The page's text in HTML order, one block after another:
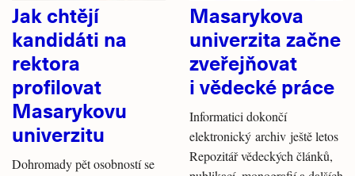
Jak chtějí
kandidáti na
rektora
profilovat
Masarykovu
univerzitu
Dohromady pět osobností se
Masarykova
univerzita začne
zveřejňovat
i vědecké práce
Informatici dokončí
elektronický archiv ještě letos
Repozitář vědeckých článků,